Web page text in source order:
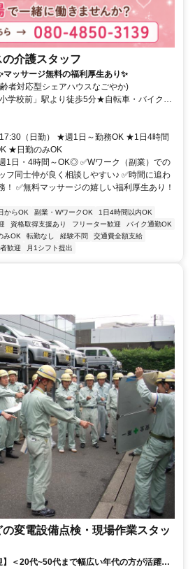
介護スタッフ
ッサージ無料の福利厚生あり✨
者対応型シェアハウスなごやか)
学校前」駅より徒歩5分★自転車・バイク通
（日勤） ★週1日～勤務OK ★1日4時間
★日勤のみOK
1日・4時間～OK◎ ✅Wワーク（副業）での
フ同士仲が良く相談しやすい♪ ✅時間に追わ
！ ✅無料マッサージの嬉しい福利厚生あり！
からOK 副業・WワークOK
1日4時間以内OK
資格取得支援あり フリーター歓迎
バイク通勤OK
みOK 転勤なし 経験不問
交通費全額支給
歓迎 月1シフト提出
変電設備点検・現場作業スタッ
】＜20代~50代まで幅広い年代の方が活躍中